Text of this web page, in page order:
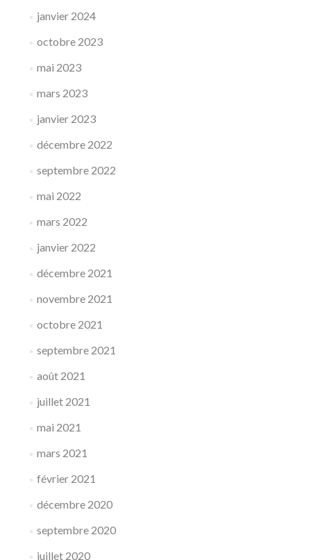
janvier 2024
octobre 2023
mai 2023
mars 2023
janvier 2023
décembre 2022
septembre 2022
mai 2022
mars 2022
janvier 2022
décembre 2021
novembre 2021
octobre 2021
septembre 2021
août 2021
juillet 2021
mai 2021
mars 2021
février 2021
décembre 2020
septembre 2020
juillet 2020